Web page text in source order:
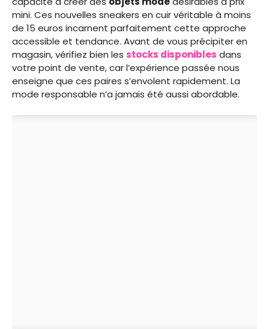
mini. Ces nouvelles sneakers en cuir véritable à moins
de 15 euros incarnent parfaitement cette approche
accessible et tendance. Avant de vous précipiter en
magasin, vérifiez bien les stocks disponibles dans
votre point de vente, car l’expérience passée nous
enseigne que ces paires s’envolent rapidement. La
mode responsable n’a jamais été aussi abordable.